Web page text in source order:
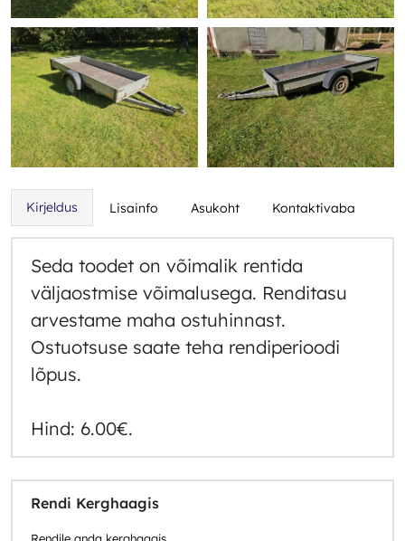
Kirjeldus Lisainfo Asukoht Kontaktivaba
Seda toodet on võimalik rentida
väljaostmise võimalusega. Renditasu
arvestame maha ostuhinnast.
Ostuotsuse saate teha rendiperioodi
lõpus.
Hind: 6.00€.
Rendi Kerghaagis